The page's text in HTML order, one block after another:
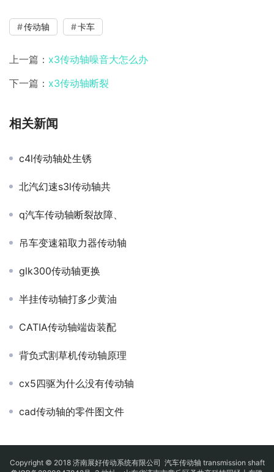
传动轴 卡车
上一篇： x3传动轴噪音大怎么办
下一篇： x3传动轴断裂
相关新闻
c4l传动轴处生锈
北汽幻速s3l传动轴共
q汽车传动轴断裂故障、
吊车变速箱取力器传动轴
glk300传动轴更换
半挂传动轴打多少黄油
CATIA传动轴端齿装配
背负式割草机传动轴原理
cx5四驱为什么没有传动轴
cad传动轴的零件图文件
Copyright © 2018 济南展好传动系统有限公司 汽车传动轴 transmission shaft